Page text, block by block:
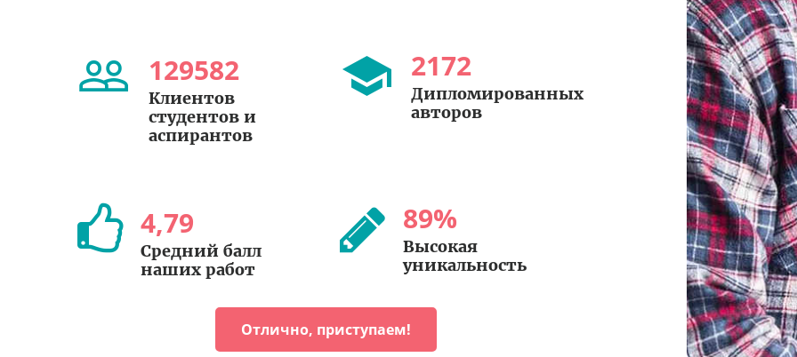
129582
Клиентов
студентов и
аспирантов
2172
Дипломированных
авторов
4,79
Средний балл
наших работ
89%
Высокая
уникальность
Отлично, приступаем!